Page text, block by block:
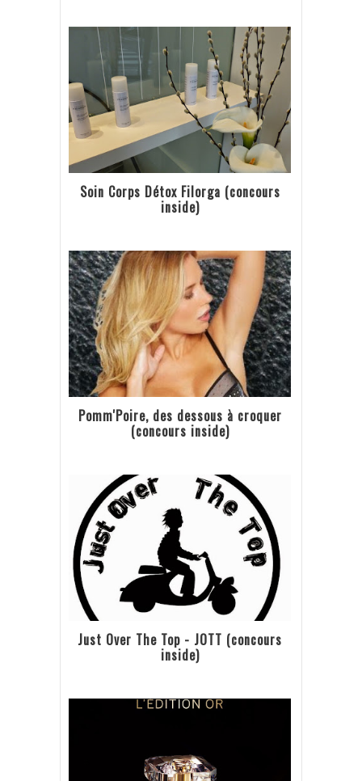
Soin Corps Détox Filorga (concours
inside)
Pomm'Poire, des dessous à croquer
(concours inside)
Just Over The Top - JOTT (concours
inside)